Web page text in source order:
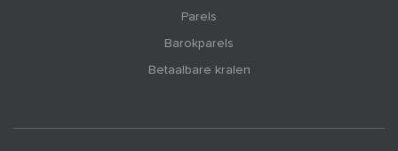
Parels
Barokparels
Betaalbare kralen